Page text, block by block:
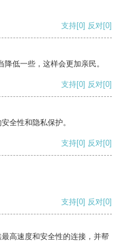
支持[0] 反对[0]
低一些，这样会更加亲民。
支持[0] 反对[0]
全性和隐私保护。
支持[0] 反对[0]
支持[0] 反对[0]
高速度和安全性的连接，并帮